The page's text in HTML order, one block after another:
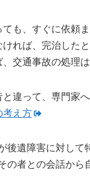
も、すぐに依頼
れば、完治した
交通事故の処理は
違って、専門家
考え方
後遺障害に対して
の者との会話から